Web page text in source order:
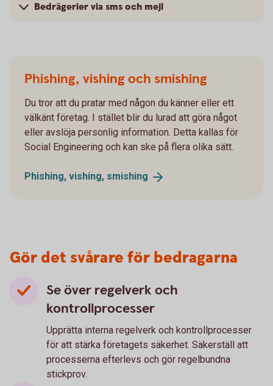
Bedrägerier via sms och mejl
Phishing, vishing och smishing
Du tror att du pratar med någon du känner eller ett
välkänt företag. I stället blir du lurad att göra något
eller avslöja personlig information. Detta kallas för
Social Engineering och kan ske på flera olika sätt.
Phishing, vishing, smishing
Gör det svårare för bedragarna
Se över regelverk och
kontrollprocesser
Upprätta interna regelverk och kontrollprocesser
för att stärka företagets säkerhet. Säkerställ att
processerna efterlevs och gör regelbundna
stickprov.